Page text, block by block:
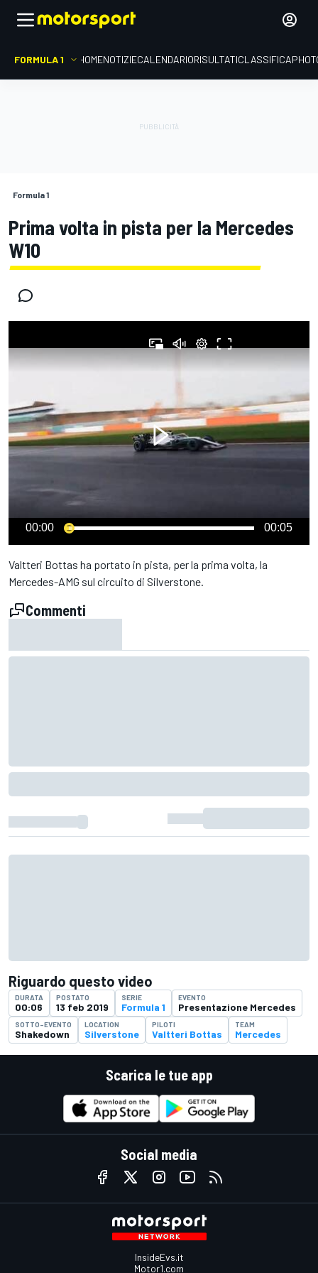
FORMULA 1 HOMENOTIZIECALENDARIORISULTATICLASSIFICA
Formula 1
Prima volta in pista per la Mercedes
W10
00:00 00:05
Valtteri Bottas ha portato in pista, per la prima volta, la
Mercedes-AMG sul circuito di Silverstone.
Commenti
Riguardo questo video
DURATA
00:06
POSTATO
13 feb 2019
SERIE
Formula 1
EVENTO
Presentazione Mercedes
SOTTO-EVENTO
Shakedown
LOCATION
Silverstone
PILOTI
Valtteri Bottas
TEAM
Mercedes
Scarica le tue app
Social media
InsideEvs.it
Motor1.com